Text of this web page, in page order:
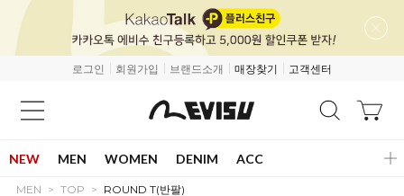
로그인 회원가입 브랜드소개 매장찾기 고객센터
NEW MEN WOMEN DENIM ACC
MEN TOP ROUND T(반팔)